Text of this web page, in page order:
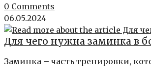
0 Comments
06.05.2024
Для чего нужна заминка в
Заминка – часть тренировки,